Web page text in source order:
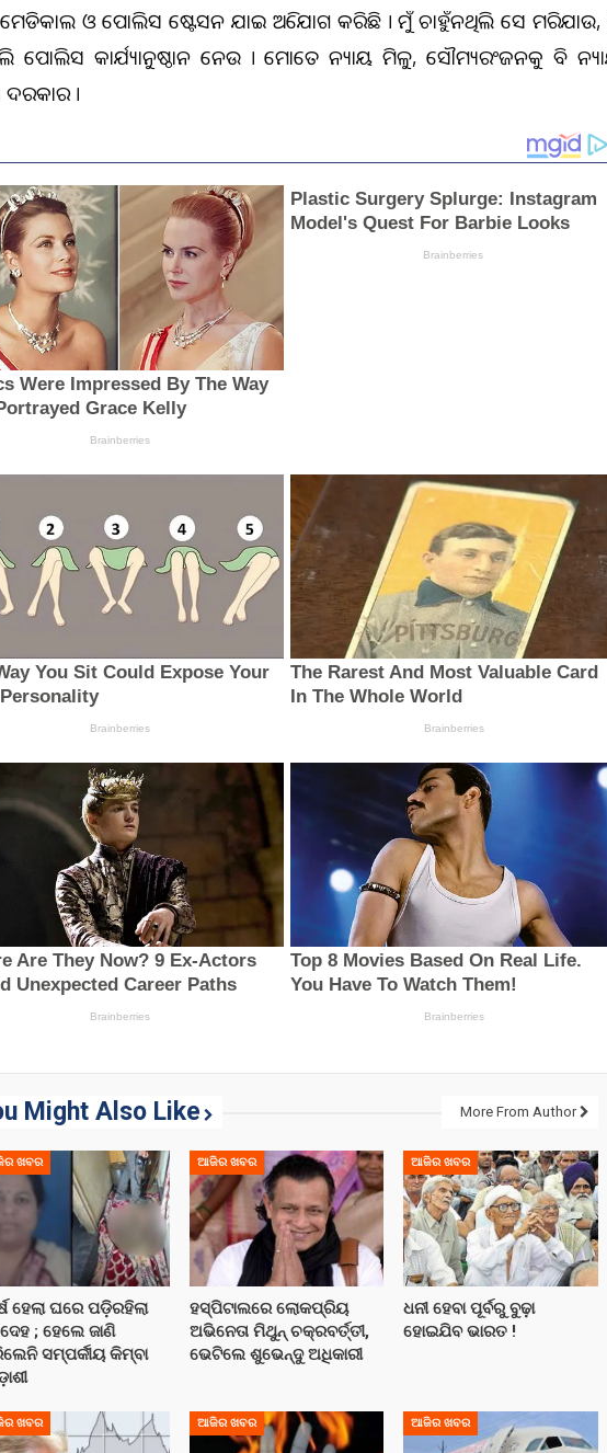
ଓ ପୋଲିସ ଷ୍ଟେସନ ଯାଇ ଅଭିଯୋଗ କରିଛି । ମୁଁ ଚାହୁଁନଥିଲି ସେ ମରିଯାଉ,
ପୋଲିସ କାର୍ଯ୍ୟାନୁଷ୍ଠାନ ନେଉ । ମୋତେ ନ୍ୟାୟ ମିଳୁ, ସୌମ୍ୟରଂଜନକୁ ବି
।
Might Also Like More From Author
ଖବର
ହେଲା ଘରେ ପଡ଼ିରହିଲା
; ହେଲେ ଜାଣି
ସମ୍ପର୍କୀୟ କିମ୍ବା
ଆଜିର ଖବର
ହସ୍ପିଟାଲରେ ଲୋକପ୍ରିୟ
ଅଭିନେତା ମିଥୁନ୍ ଚକ୍ରବର୍ତ୍ତୀ,
ଭେଟିଲେ ଶୁଭେନ୍ଦୁ ଅଧିକାରୀ
ଆଜିର ଖବର
ଧନୀ ହେବା ପୂର୍ବରୁ ବୁଢ଼ା
ହୋଇଯିବ ଭାରତ !
ଖବର ଆଜିର ଖବର ଆଜିର ଖବର